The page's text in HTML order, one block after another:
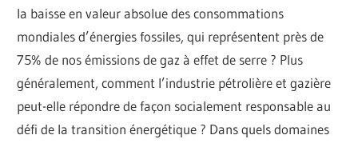
la baisse en valeur absolue des consommations
mondiales d’énergies fossiles, qui représentent près de
75% de nos émissions de gaz à effet de serre ? Plus
généralement, comment l’industrie pétrolière et gazière
peut-elle répondre de façon socialement responsable au
défi de la transition énergétique ? Dans quels domaines